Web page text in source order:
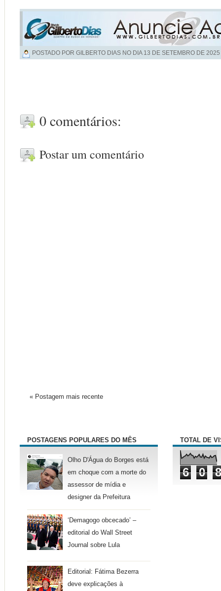
POSTADO POR GILBERTO DIAS NO DIA 13 DE SETEMBRO DE 2025
0 comentários:
Postar um comentário
« Postagem mais recente
POSTAGENS POPULARES DO MÊS
Olho D'Água do Borges está
em choque com a morte do
assessor de mídia e
designer da Prefeitura
‘Demagogo obcecado’ –
editorial do Wall Street
Journal sobre Lula
Editorial: Fátima Bezerra
deve explicações à
TOTAL DE
6 0 8